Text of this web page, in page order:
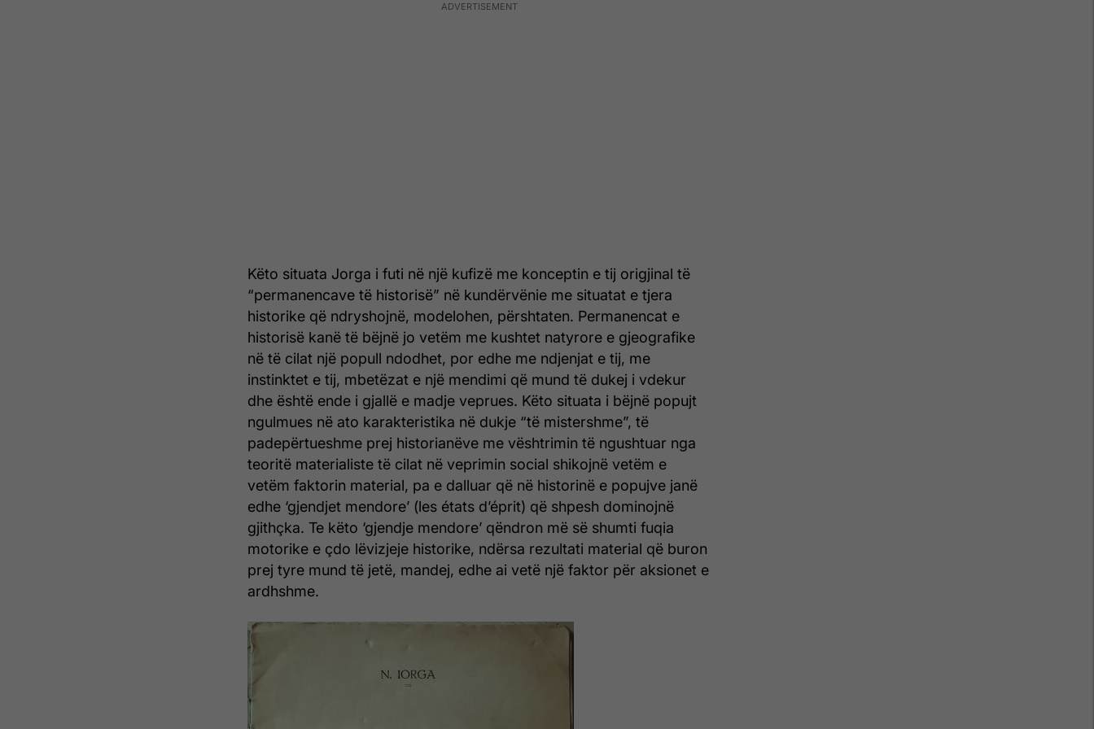
Këto situata Jorga i futi në një kufizë me konceptin e tij origjinal të
“permanencave të historisë” në kundërvënie me situatat e tjera
historike që ndryshojnë, modelohen, përshtaten. Permanencat e
historisë kanë të bëjnë jo vetëm me kushtet natyrore e gjeografike
në të cilat një popull ndodhet, por edhe me ndjenjat e tij, me
instinktet e tij, mbetëzat e një mendimi që mund të dukej i vdekur
dhe është ende i gjallë e madje veprues. Këto situata i bëjnë popujt
ngulmues në ato karakteristika në dukje “të mistershme”, të
padepërtueshme prej historianëve me vështrimin të ngushtuar nga
teoritë materialiste të cilat në veprimin social shikojnë vetëm e
vetëm faktorin material, pa e dalluar që në historinë e popujve janë
edhe ‘gjendjet mendore’ (les états d’éprit) që shpesh dominojnë
gjithçka. Te këto ‘gjendje mendore’ qëndron më së shumti fuqia
motorike e çdo lëvizjeje historike, ndërsa rezultati material që buron
prej tyre mund të jetë, mandej, edhe ai vetë një faktor për aksionet e
ardhshme.